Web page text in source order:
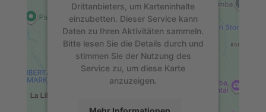
Drittanbieters, um Karteninhalte
einzubetten. Dieser Service kann
Daten zu Ihren Aktivitäten sammeln.
Bitte lesen Sie die Details durch und
stimmen Sie der Nutzung des
Service zu, um diese Karte
anzuzeigen.
Mehr Informationen